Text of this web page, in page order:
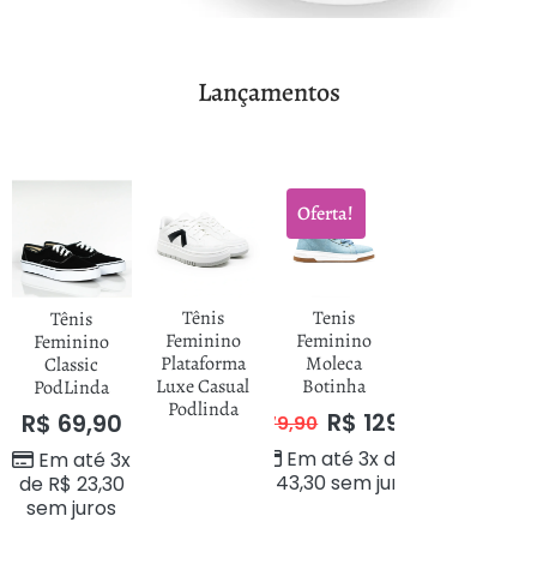
Lançamentos
Tênis
Feminino
Classic
PodLinda
R$ 69,90
Em até 3x
de R$ 23,30
sem juros
Tênis
Feminino
Plataforma
Luxe Casual
Podlinda
Oferta!
Tenis
Feminino
Moleca
Botinha
R$ 179,90 R$ 129,90
Em até 3x de
43,30sem juros